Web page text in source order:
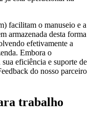
facilitam o manuseio e a
armazenada desta forma
efetivamente a
Embora o
eficiência e suporte de
do nosso parceiro
trabalho